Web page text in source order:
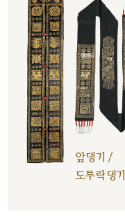
앞댕기 /
도투락댕기